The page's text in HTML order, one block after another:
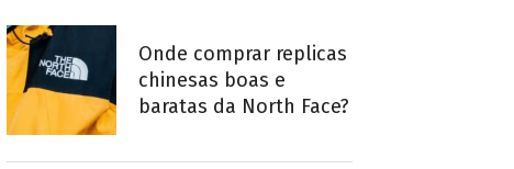
Onde comprar replicas
chinesas boas e
baratas da North Face?